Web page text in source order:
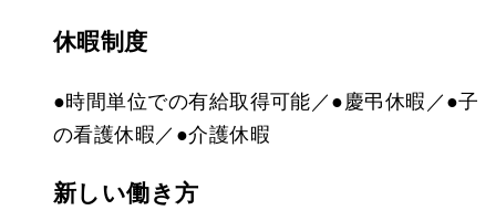
休暇制度
●時間単位での有給取得可能／ ● 慶弔休暇／ ●子
の看護休暇／ ●介護休暇
新しい働き方